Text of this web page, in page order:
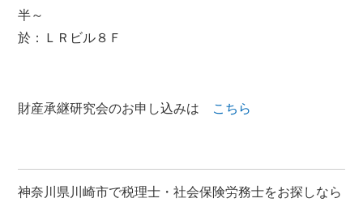
半～
於：ＬＲビル８Ｆ
財産承継研究会のお申し込みは こちら
神奈川県川崎市で税理士・社会保険労務士をお探しなら